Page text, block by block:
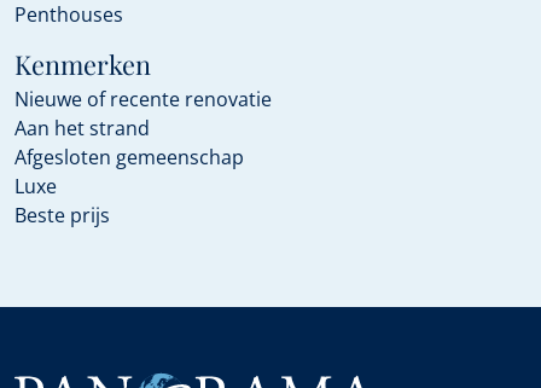
Penthouses
Kenmerken
Nieuwe of recente renovatie
Aan het strand
Afgesloten gemeenschap
Luxe
Beste prijs